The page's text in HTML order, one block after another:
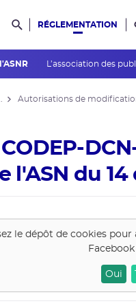
Rechercher dans le
RÉGLEMENTATION
L’association des
Autorisations de
l'ASN du
le dépôt de cookies
Oui